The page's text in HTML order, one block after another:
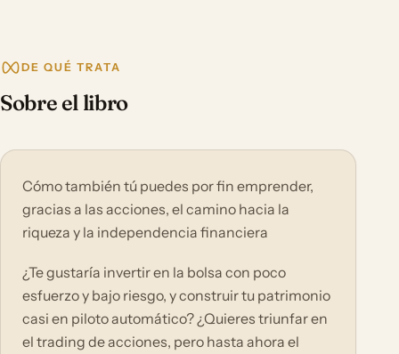
DE QUÉ TRATA
Sobre el libro
Cómo también tú puedes por fin emprender,
gracias a las acciones, el camino hacia la
riqueza y la independencia financiera
¿Te gustaría invertir en la bolsa con poco
esfuerzo y bajo riesgo, y construir tu patrimonio
casi en piloto automático? ¿Quieres triunfar en
el trading de acciones, pero hasta ahora el